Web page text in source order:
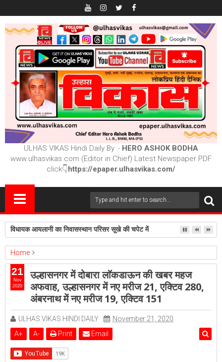
ULHAS VIKAS Hindi Daily By :- HERO ASHOK BODHA
www.ulhasvikas.com (Editor in Chief) Latest Newspaper PDF
click👇https://epaper.ulhasvikas.com/
'यीशु-यीशु' वाले पादरी बजिंदर सिंह को उम्रकैद की सजा
Home
ambernath
Featured kalyan
ulhasnagar
उल्हासनगर में दोबारा लाॅकडाऊन की खबर महज अफवाह, उल्हासनगर में नए मरीज 21,
एक्टिव 280, अंबरनाथ में नए मरीज 19, एक्टिव 151
उल्हासनगर में दोबारा लाॅकडाऊन की खबर महज
अफवाह, उल्हासनगर में नए मरीज 21, एक्टिव 280,
अंबरनाथ में नए मरीज 19, एक्टिव 151
ULHAS VIKAS HINDI DAILY
November 21, 2020
A+ A- Print Email
21
Nov
2020